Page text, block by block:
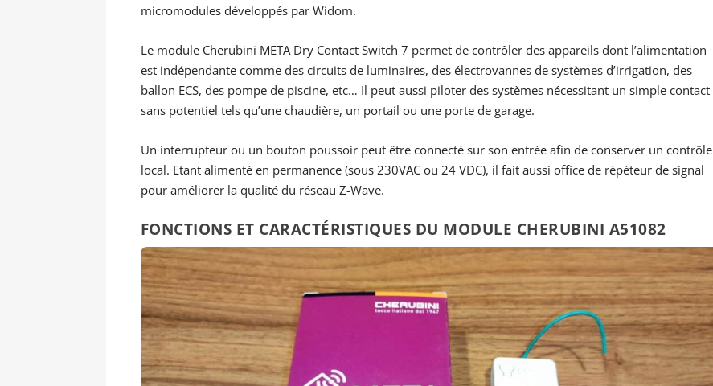
micromodules développés par Widom.
Le module Cherubini META Dry Contact Switch 7 permet de contrôler des appareils dont l’alimentation
est indépendante comme des circuits de luminaires, des électrovannes de systèmes d’irrigation, des
ballon ECS, des pompe de piscine, etc… Il peut aussi piloter des systèmes nécessitant un simple contact
sans potentiel tels qu’une chaudière, un portail ou une porte de garage.
Un interrupteur ou un bouton poussoir peut être connecté sur son entrée afin de conserver un contrôle
local. Etant alimenté en permanence (sous 230VAC ou 24 VDC), il fait aussi office de répéteur de signal
pour améliorer la qualité du réseau Z-Wave.
FONCTIONS ET CARACTÉRISTIQUES DU MODULE CHERUBINI A51082